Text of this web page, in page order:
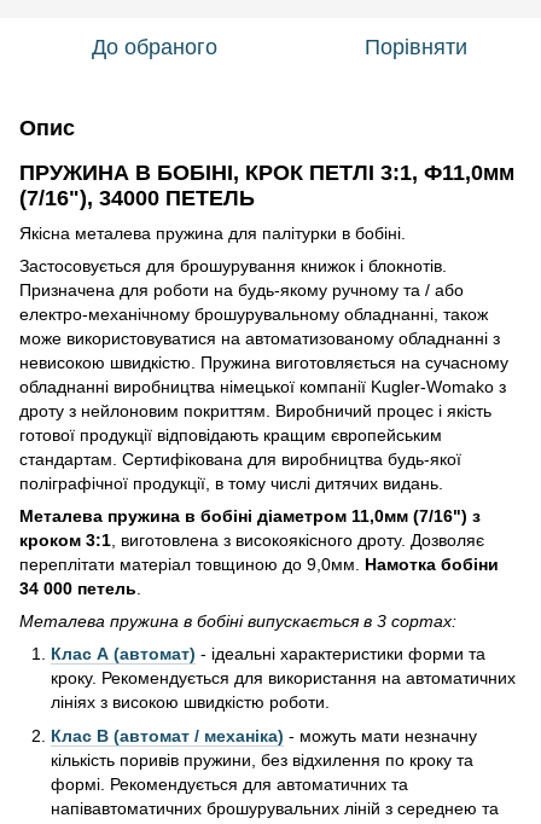
До обраного Порівняти
Опис
ПРУЖИНА В БОБІНІ, КРОК ПЕТЛІ 3:1, Ф11,0мм
(7/16"), 34000 ПЕТЕЛЬ
Якісна металева пружина для палітурки в бобіні.
Застосовується для брошурування книжок і блокнотів.
Призначена для роботи на будь-якому ручному та / або
електро-механічному брошурувальному обладнанні, також
може використовуватися на автоматизованому обладнанні з
невисокою швидкістю. Пружина виготовляється на сучасному
обладнанні виробництва німецької компанії Kugler-Womako з
дроту з нейлоновим покриттям. Виробничий процес і якість
готової продукції відповідають кращим європейським
стандартам. Сертифікована для виробництва будь-якої
поліграфічної продукції, в тому числі дитячих видань.
Металева пружина в бобіні діаметром 11,0мм (7/16") з
кроком 3:1 , виготовлена з високоякісного дроту. Дозволяє
переплітати матеріал товщиною до 9,0мм. Намотка бобіни
34 000 петель
Металева пружина в бобіні випускається в 3 сортах:
Клас А (автомат) - ідеальні характеристики форми та
кроку. Рекомендується для використання на автоматичних
лініях з високою швидкістю роботи.
Клас В (автомат / механіка) - можуть мати незначну
кількість поривів пружини, без відхилення по кроку та
формі. Рекомендується для автоматичних та
напівавтоматичних брошурувальних ліній з середнею та